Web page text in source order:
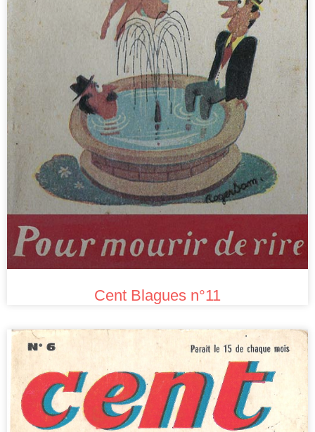
Cent Blagues n°11